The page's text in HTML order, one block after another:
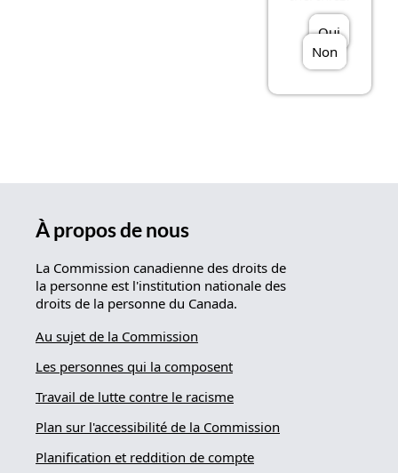
Oui
Non
À propos de nous
La Commission canadienne des droits de
la personne est l'institution nationale des
droits de la personne du Canada.
Au sujet de la Commission
Les personnes qui la composent
Travail de lutte contre le racisme
Plan sur l'accessibilité de la Commission
Planification et reddition de compte